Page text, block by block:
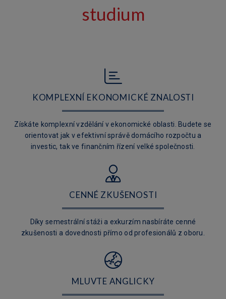
studium
KOMPLEXNÍ EKONOMICKÉ ZNALOSTI
Získáte komplexní vzdělání v ekonomické oblasti. Budete se
orientovat jak v efektivní správě domácího rozpočtu a
investic, tak ve finančním řízení velké společnosti.
CENNÉ ZKUŠENOSTI
Díky semestrální stáži a exkurzím nasbíráte cenné
zkušenosti a dovednosti přímo od profesionálů z oboru.
MLUVTE ANGLICKY